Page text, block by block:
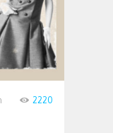
2220